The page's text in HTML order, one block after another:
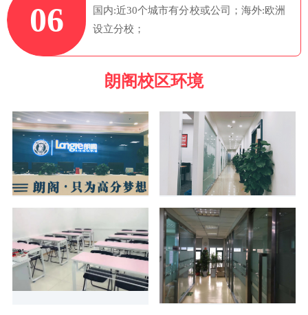
06
国内:近30个城市有分校或公司；海外:欧洲
设立分校；
朗阁校区环境